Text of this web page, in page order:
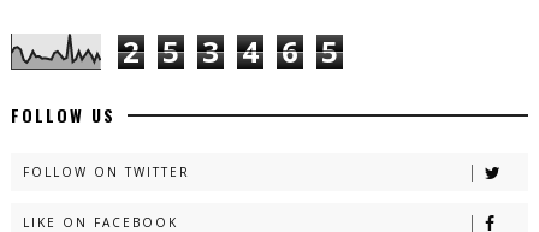
2 5 3 4 6 5
FOLLOW US
FOLLOW ON TWITTER
LIKE ON FACEBOOK